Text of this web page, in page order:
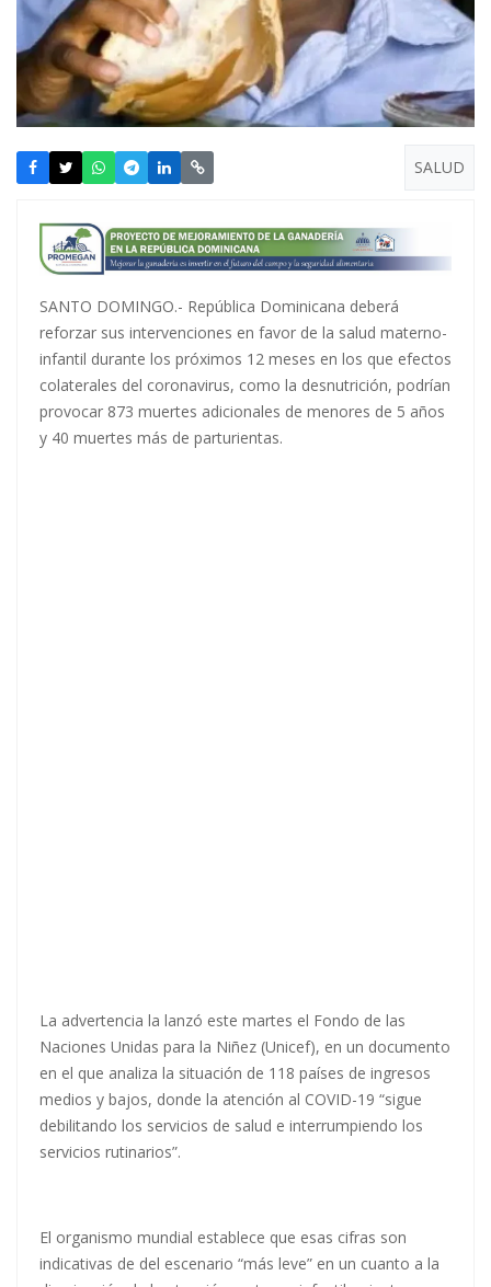
SALUD
SANTO DOMINGO.- República Dominicana deberá
reforzar sus intervenciones en favor de la salud materno-
infantil durante los próximos 12 meses en los que efectos
colaterales del coronavirus, como la desnutrición, podrían
provocar 873 muertes adicionales de menores de 5 años
y 40 muertes más de parturientas.
La advertencia la lanzó este martes el Fondo de las
Naciones Unidas para la Niñez (Unicef), en un documento
en el que analiza la situación de 118 países de ingresos
medios y bajos, donde la atención al COVID-19 “sigue
debilitando los servicios de salud e interrumpiendo los
servicios rutinarios”.
El organismo mundial establece que esas cifras son
indicativas de del escenario “más leve” en un cuanto a la